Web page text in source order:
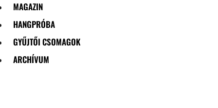
MAGAZIN
HANGPRÓBA
GYŰJTŐI CSOMAGOK
ARCHÍVUM